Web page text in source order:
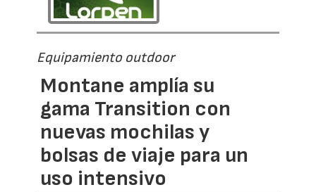
Equipamiento outdoor
Montane amplía su
gama Transition con
nuevas mochilas y
bolsas de viaje para un
uso intensivo